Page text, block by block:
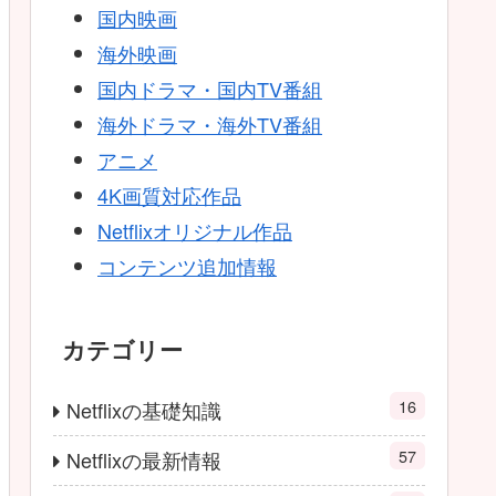
国内映画
海外映画
国内ドラマ・国内TV番組
海外ドラマ・海外TV番組
アニメ
4K画質対応作品
Netflixオリジナル作品
コンテンツ追加情報
カテゴリー
Netflixの基礎知識 16
Netflixの最新情報 57